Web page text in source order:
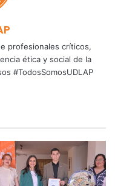
profesionales críticos,
ética y social de la
#TodosSomosUDLAP